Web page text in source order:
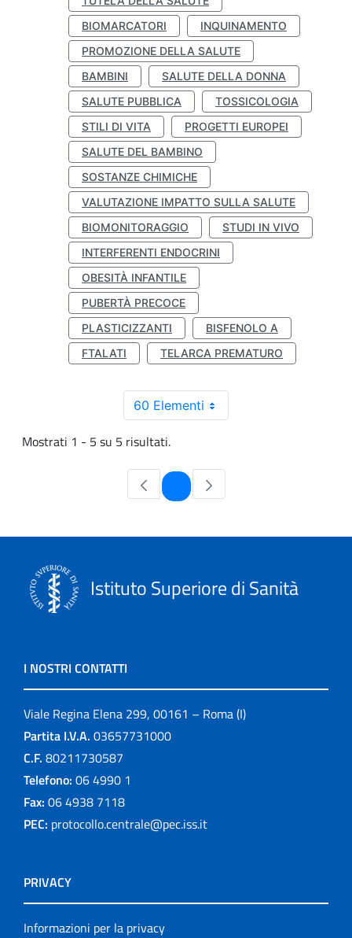
BIOMARCATORI
INQUINAMENTO
PROMOZIONE DELLA SALUTE
BAMBINI
SALUTE DELLA DONNA
SALUTE PUBBLICA
TOSSICOLOGIA
STILI DI VITA
PROGETTI EUROPEI
SALUTE DEL BAMBINO
SOSTANZE CHIMICHE
VALUTAZIONE IMPATTO SULLA SALUTE
BIOMONITORAGGIO
STUDI IN VIVO
INTERFERENTI ENDOCRINI
OBESITÀ INFANTILE
PUBERTÀ PRECOCE
PLASTICIZZANTI
BISFENOLO A
FTALATI
TELARCA PREMATURO
60 Elementi
Mostrati 1 - 5 su 5 risultati.
Pagina
Istituto Superiore di Sanità
I NOSTRI CONTATTI
Viale Regina Elena 299, 00161 – Roma (I)
Partita I.V.A. 03657731000
C.F. 80211730587
Telefono: 06 4990 1
Fax: 06 4938 7118
PEC: protocollo.centrale@pec.iss.it
PRIVACY
Informazioni per la privacy